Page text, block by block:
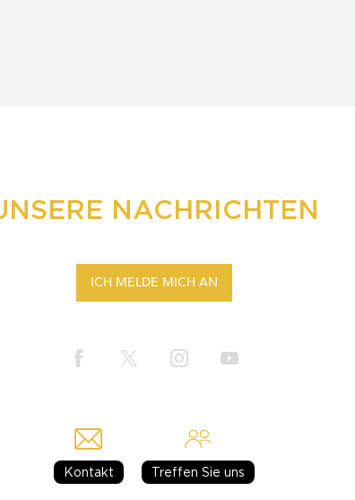
NACHRICHTEN
ICH MELDE MICH AN
Kontakt Treffen Sie uns